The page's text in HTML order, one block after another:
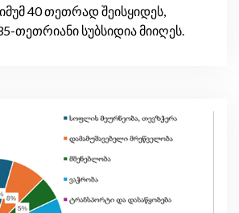
40 თეთრად შეისყიდეს,
თეთრიანი სუბსიდია მიიღეს.